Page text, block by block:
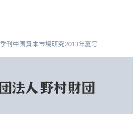
季刊中国資本市場研究2013年夏号